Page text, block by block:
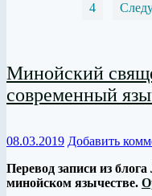
4
Минойский
современный
08.03.2019 Добавить
Перевод записи из
минойском язычестве.